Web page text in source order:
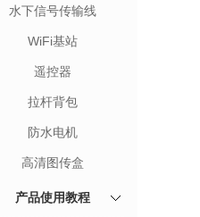
水下信号传输线
WiFi基站
遥控器
拉杆背包
防水电机
高清图传盒
产品使用教程